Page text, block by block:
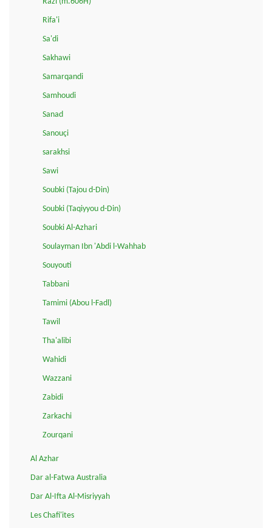
Rifa'i
Sa'di
Sakhawi
Samarqandi
Samhoudi
Sanad
Sanouçi
sarakhsi
Sawi
Soubki (Tajou d-Din)
Soubki (Taqiyyou d-Din)
Soubki Al-Azhari
Soulayman Ibn 'Abdi l-Wahhab
Souyouti
Tabbani
Tamimi (Abou l-Fadl)
Tawil
Tha'alibi
Wahidi
Wazzani
Zabidi
Zarkachi
Zourqani
Al Azhar
Dar al-Fatwa Australia
Dar Al-Ifta Al-Misriyyah
Les Chafi'ites